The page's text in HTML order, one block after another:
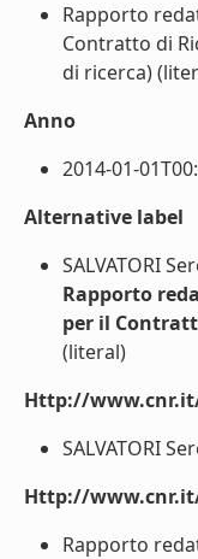
Rapporto
Contratto di
di ricerca)
Anno
2014-01-
Alternative label
SALVATORI
Rapporto
per il
(literal)
Http://
SALVATORI
Http://
Rapporto